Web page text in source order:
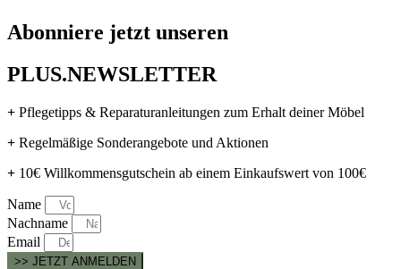
Abonniere jetzt unseren
PLUS.NEWSLETTER
+ Pflegetipps & Reparaturanleitungen zum Erhalt deiner Möbel
+ Regelmäßige Sonderangebote und Aktionen
+ 10€ Willkommensgutschein ab einem Einkaufswert von 100€
Name
Nachname
Email
>> JETZT ANMELDEN